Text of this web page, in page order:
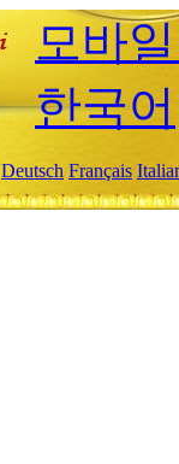
모바
한국어
Deutsch Français